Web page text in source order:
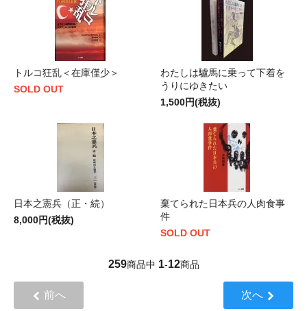
トルコ狂乱＜在庫僅少＞
SOLD OUT
わたしは驢馬に乗って下着を
うりにゆきたい
1,500円(税抜)
日本之憲兵（正・続）
8,000円(税抜)
棄てられた日本兵の人肉食事
件
SOLD OUT
259商品中 1-12商品
前へ 次へ